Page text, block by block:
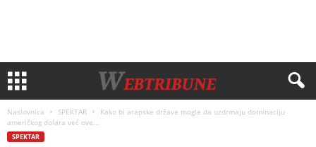
Naslovnica SPEKTAR
Kako bi arapske države mogle da uzdrmaju dominaciju
američkog dolara već ove...
SPEKTAR